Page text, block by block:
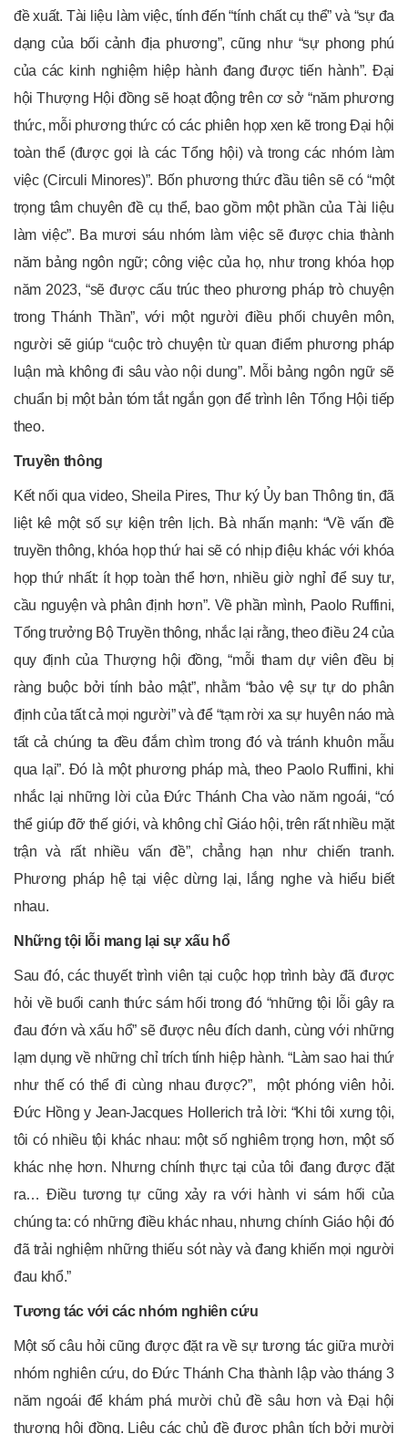
đề xuất. Tài liệu làm việc, tính đến “tính chất cụ thể” và “sự đa
dạng của bối cảnh địa phương”, cũng như “sự phong phú
của các kinh nghiệm hiệp hành đang được tiến hành”. Đại
hội Thượng Hội đồng sẽ hoạt động trên cơ sở “năm phương
thức, mỗi phương thức có các phiên họp xen kẽ trong Đại hội
toàn thể (được gọi là các Tổng hội) và trong các nhóm làm
việc (Circuli Minores)”. Bốn phương thức đầu tiên sẽ có “một
trọng tâm chuyên đề cụ thể, bao gồm một phần của Tài liệu
làm việc”. Ba mươi sáu nhóm làm việc sẽ được chia thành
năm bảng ngôn ngữ; công việc của họ, như trong khóa họp
năm 2023, “sẽ được cấu trúc theo phương pháp trò chuyện
trong Thánh Thần”, với một người điều phối chuyên môn,
người sẽ giúp “cuộc trò chuyện từ quan điểm phương pháp
luận mà không đi sâu vào nội dung”. Mỗi bảng ngôn ngữ sẽ
chuẩn bị một bản tóm tắt ngắn gọn để trình lên Tổng Hội tiếp
theo.
Truyền thông
Kết nối qua video, Sheila Pires, Thư ký Ủy ban Thông tin, đã
liệt kê một số sự kiện trên lịch. Bà nhấn mạnh: “Về vấn đề
truyền thông, khóa họp thứ hai sẽ có nhịp điệu khác với khóa
họp thứ nhất: ít họp toàn thể hơn, nhiều giờ nghỉ để suy tư,
cầu nguyện và phân định hơn”. Về phần mình, Paolo Ruffini,
Tổng trưởng Bộ Truyền thông, nhắc lại rằng, theo điều 24 của
quy định của Thượng hội đồng, “mỗi tham dự viên đều bị
ràng buộc bởi tính bảo mật”, nhằm “bảo vệ sự tự do phân
định của tất cả mọi người” và để “tạm rời xa sự huyên náo mà
tất cả chúng ta đều đắm chìm trong đó và tránh khuôn mẫu
qua lại”. Đó là một phương pháp mà, theo Paolo Ruffini, khi
nhắc lại những lời của Đức Thánh Cha vào năm ngoái, “có
thể giúp đỡ thế giới, và không chỉ Giáo hội, trên rất nhiều mặt
trận và rất nhiều vấn đề”, chẳng hạn như chiến tranh.
Phương pháp hệ tại việc dừng lại, lắng nghe và hiểu biết
nhau.
Những tội lỗi mang lại sự xấu hổ
Sau đó, các thuyết trình viên tại cuộc họp trình bày đã được
hỏi về buổi canh thức sám hối trong đó “những tội lỗi gây ra
đau đớn và xấu hổ” sẽ được nêu đích danh, cùng với những
lạm dụng về những chỉ trích tính hiệp hành. “Làm sao hai thứ
như thế có thể đi cùng nhau được?”, một phóng viên hỏi.
Đức Hồng y Jean-Jacques Hollerich trả lời: “Khi tôi xưng tội,
tôi có nhiều tội khác nhau: một số nghiêm trọng hơn, một số
khác nhẹ hơn. Nhưng chính thực tại của tôi đang được đặt
ra… Điều tương tự cũng xảy ra với hành vi sám hối của
chúng ta: có những điều khác nhau, nhưng chính Giáo hội đó
đã trải nghiệm những thiếu sót này và đang khiến mọi người
đau khổ.”
Tương tác với các nhóm nghiên cứu
Một số câu hỏi cũng được đặt ra về sự tương tác giữa mười
nhóm nghiên cứu, do Đức Thánh Cha thành lập vào tháng 3
năm ngoái để khám phá mười chủ đề sâu hơn và Đại hội
thượng hội đồng. Liệu các chủ đề được phân tích bởi mười